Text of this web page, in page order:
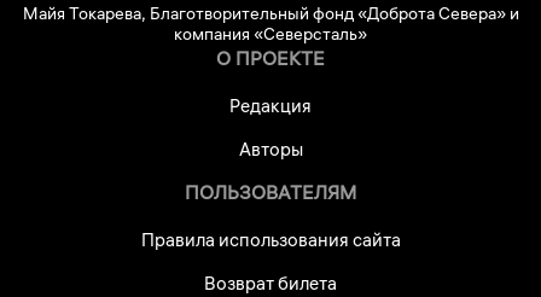
Майя Токарева, Благотворительный фонд «Доброта Севера» и
компания «Северсталь»
О ПРОЕКТЕ
Редакция
Авторы
ПОЛЬЗОВАТЕЛЯМ
Правила использования сайта
Возврат билета